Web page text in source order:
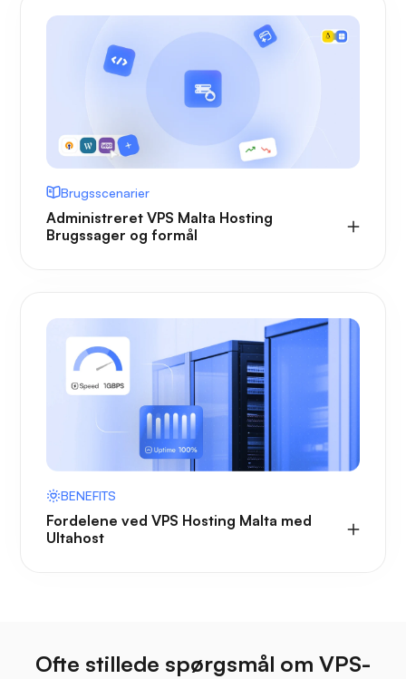
Brugsscenarier
Administreret VPS Malta Hosting
Brugssager og formål
BENEFITS
Fordelene ved VPS Hosting Malta med
Ultahost
Ofte stillede spørgsmål om VPS-